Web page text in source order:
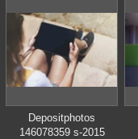
Depositphotos
146078359 s-2015